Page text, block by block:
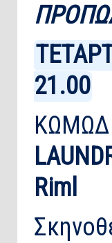
21.00
Riml